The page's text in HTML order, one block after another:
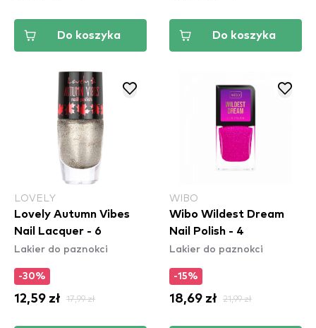
Do koszyka Do koszyka
LOVELY
Lovely Autumn Vibes
Nail Lacquer - 6
Lakier do paznokci
-30%
12,59 zł 17,99 zł
WIBO
Wibo Wildest Dream
Nail Polish - 4
Lakier do paznokci
-15%
18,69 zł 21,99 zł